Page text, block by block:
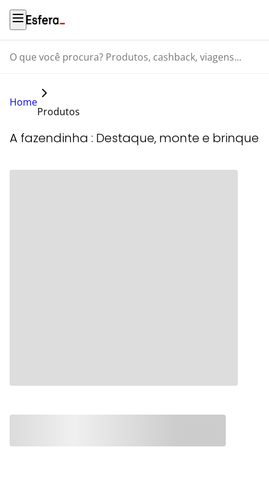
O que você procura? Produtos, cashback, viagens...
Home
Produtos
A fazendinha : Destaque, monte e brinque